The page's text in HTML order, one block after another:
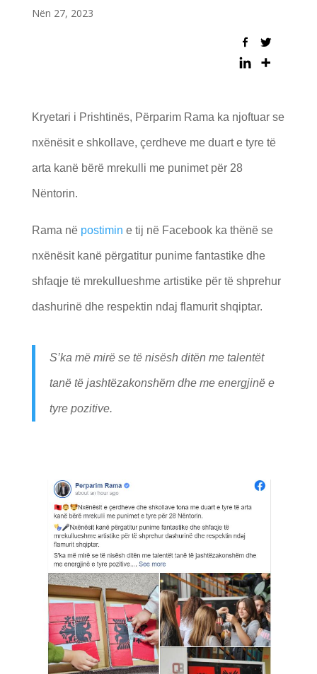
Nën 27, 2023
Kryetari i Prishtinës, Përparim Rama ka njoftuar se
nxënësit e shkollave, çerdheve me duart e tyre të
arta kanë bërë mrekulli me punimet për 28
Nëntorin.
Rama në postimin e tij në Facebook ka thënë se
nxënësit kanë përgatitur punime fantastike dhe
shfaqje të mrekullueshme artistike për të shprehur
dashurinë dhe respektin ndaj flamurit shqiptar.
S’ka më mirë se të nisësh ditën me talentët
tanë të jashtëzakonshëm dhe me energjinë e
tyre pozitive.